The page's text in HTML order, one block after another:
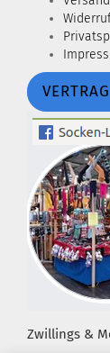
Zwillings &